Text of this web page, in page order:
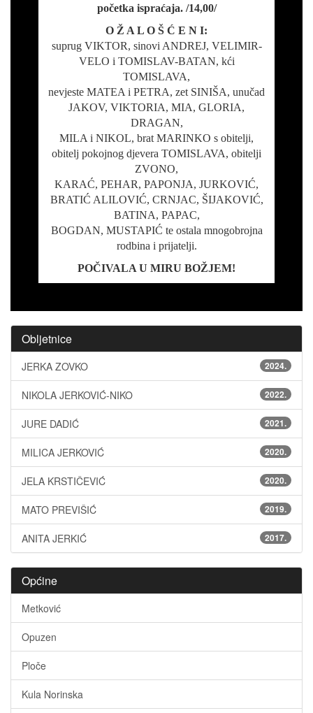
početka ispraćaja. /14,00/
O Ž A L O Š Ć E N I:
suprug VIKTOR, sinovi ANDREJ, VELIMIR-
VELO i TOMISLAV-BATAN, kći
TOMISLAVA,
nevjeste MATEA i PETRA, zet SINIŠA, unučad
JAKOV, VIKTORIA, MIA, GLORIA,
DRAGAN,
MILA i NIKOL, brat MARINKO s obitelji,
obitelj pokojnog djevera TOMISLAVA, obitelji
ZVONO,
KARAĆ, PEHAR, PAPONJA, JURKOVIĆ,
BRATIĆ ALILOVIĆ, CRNJAC, ŠIJAKOVIĆ,
BATINA, PAPAC,
BOGDAN, MUSTAPIĆ te ostala mnogobrojna
rodbina i prijatelji.
POČIVALA U MIRU BOŽJEM!
Obljetnice
JERKA ZOVKO 2024.
NIKOLA JERKOVIĆ-NIKO 2022.
JURE DADIĆ 2021.
MILICA JERKOVIĆ 2020.
JELA KRSTIČEVIĆ 2020.
MATO PREVIŠIĆ 2019.
ANITA JERKIĆ 2017.
Općine
Metković
Opuzen
Ploče
Kula Norinska